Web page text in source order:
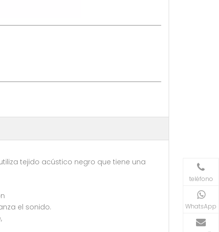
tejido acústico negro que tiene una
el sonido.
teléfono
WhatsApp